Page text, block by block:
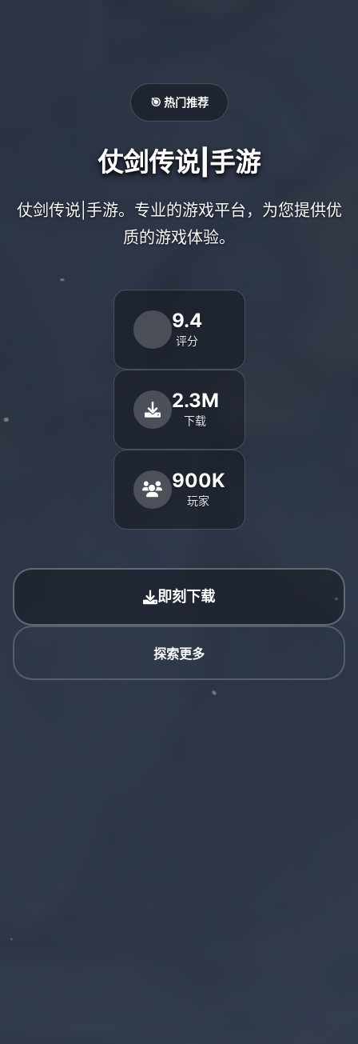
🎯 热门推荐
仗剑传说|手游
仗剑传说|手游。专业的游戏平台，为您提供优
质的游戏体验。
9.4
评分
2.3M
下载
900K
玩家
即刻下载
探索更多